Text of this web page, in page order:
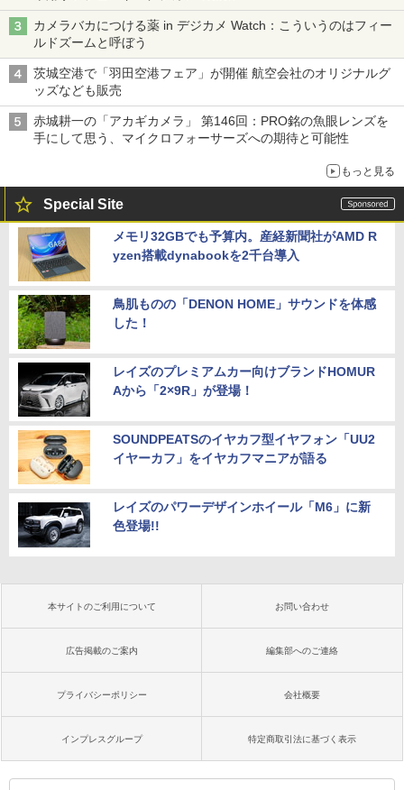
カメラバカにつける薬 in デジカメ Watch：こういうのはフィー
ルドズームと呼ぼう
茨城空港で「羽田空港フェア」が開催 航空会社のオリジナルグ
ッズなども販売
赤城耕一の「アカギカメラ」 第146回：PRO銘の魚眼レンズを
手にして思う、マイクロフォーサーズへの期待と可能性
もっと見る
Special Site
メモリ32GBでも予算内。産経新聞社がAMD R
yzen搭載dynabookを2千台導入
鳥肌ものの「DENON HOME」サウンドを体感
した！
レイズのプレミアムカー向けブランドHOMUR
Aから「2×9R」が登場！
SOUNDPEATSのイヤカフ型イヤフォン「UU2
イヤーカフ」をイヤカフマニアが語る
レイズのパワーデザインホイール「M6」に新
色登場!!
本サイトのご利用について お問い合わせ
広告掲載のご案内 編集部へのご連絡
プライバシーポリシー 会社概要
インプレスグループ 特定商取引法に基づく表示